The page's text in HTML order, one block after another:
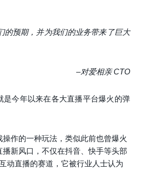
的预期，并为我们的业务带来了巨大
–对爱相亲 CTO
是今年以来在各大直播平台爆火的弹
作的一种玩法，类似此前也曾爆火
新风口，不仅在抖音、快手等头部
动直播的赛道，它被行业人士认为